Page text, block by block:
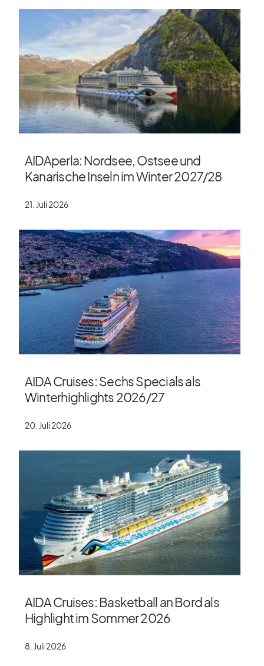
AIDAperla: Nordsee, Ostsee und
Kanarische Inseln im Winter 2027/​28
21. Juli 2026
AIDA Cruises: Sechs Specials als
Winterhighlights 2026/​27
20. Juli 2026
AIDA Cruises: Basketball an Bord als
Highlight im Sommer 2026
8. Juli 2026